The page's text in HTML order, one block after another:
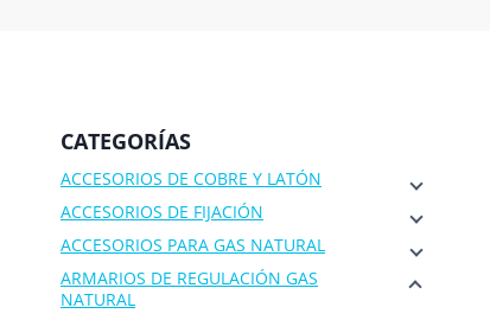
CATEGORÍAS
ACCESORIOS DE COBRE Y LATÓN
ACCESORIOS DE FIJACIÓN
ACCESORIOS PARA GAS NATURAL
ARMARIOS DE REGULACIÓN GAS
NATURAL